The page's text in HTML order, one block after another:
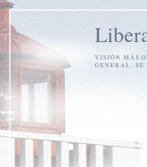
VISIÓN MÁS
GENERAL.